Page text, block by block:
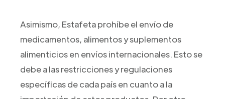
Asimismo, Estafeta prohíbe el envío de
medicamentos, alimentos y suplementos
alimenticios en envíos internacionales. Esto se
debe a las restricciones y regulaciones
específicas de cada país en cuanto a la